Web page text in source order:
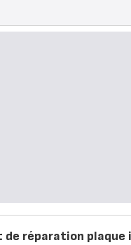
de réparation plaque